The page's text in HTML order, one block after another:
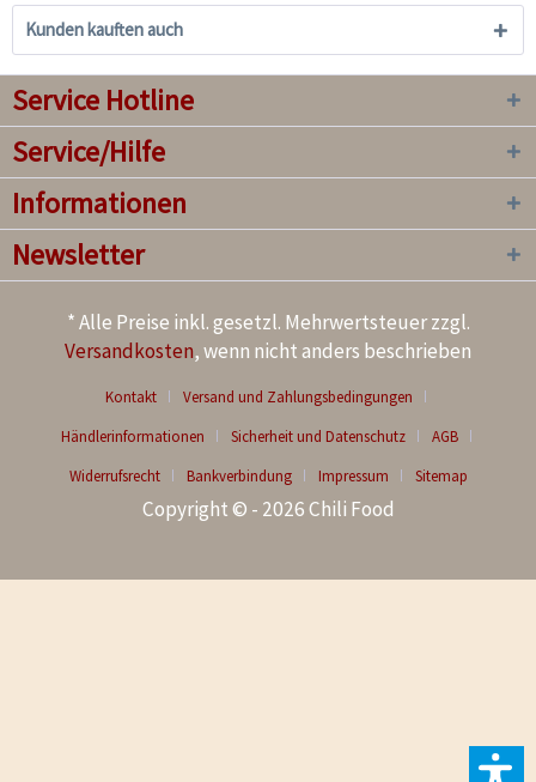
Kunden kauften auch
Service Hotline
Service/Hilfe
Informationen
Newsletter
* Alle Preise inkl. gesetzl. Mehrwertsteuer zzgl.
Versandkosten, wenn nicht anders beschrieben
Kontakt
Versand und Zahlungsbedingungen
Händlerinformationen
Sicherheit und Datenschutz
AGB
Widerrufsrecht
Bankverbindung Impressum Sitemap
Copyright © - 2026 Chili Food